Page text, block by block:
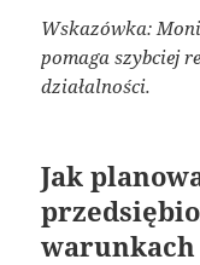
Wskazówka:
pomaga szybciej
działalności.
Jak